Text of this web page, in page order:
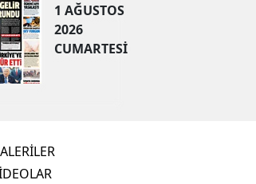
1 AĞUSTOS
2026
CUMARTESİ